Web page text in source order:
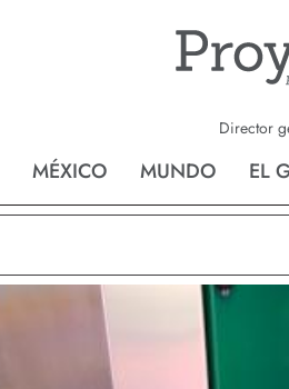
Director
MÉXICO MUNDO EL
Reynosa